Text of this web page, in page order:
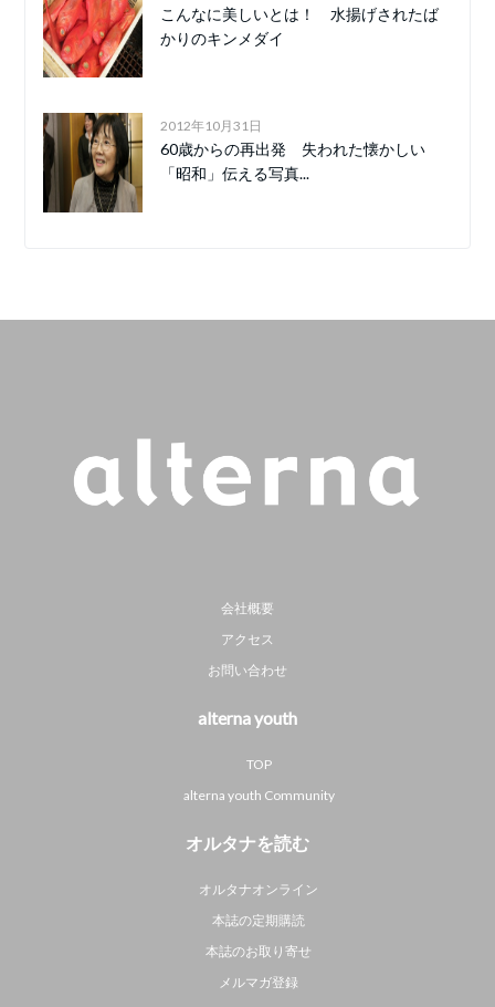
こんなに美しいとは！ 水揚げされたば
かりのキンメダイ
2012年10月31日
60歳からの再出発 失われた懐かしい
「昭和」伝える写真...
会社概要
アクセス
お問い合わせ
alterna youth
TOP
alterna youth Community
オルタナを読む
オルタナオンライン
本誌の定期購読
本誌のお取り寄せ
メルマガ登録